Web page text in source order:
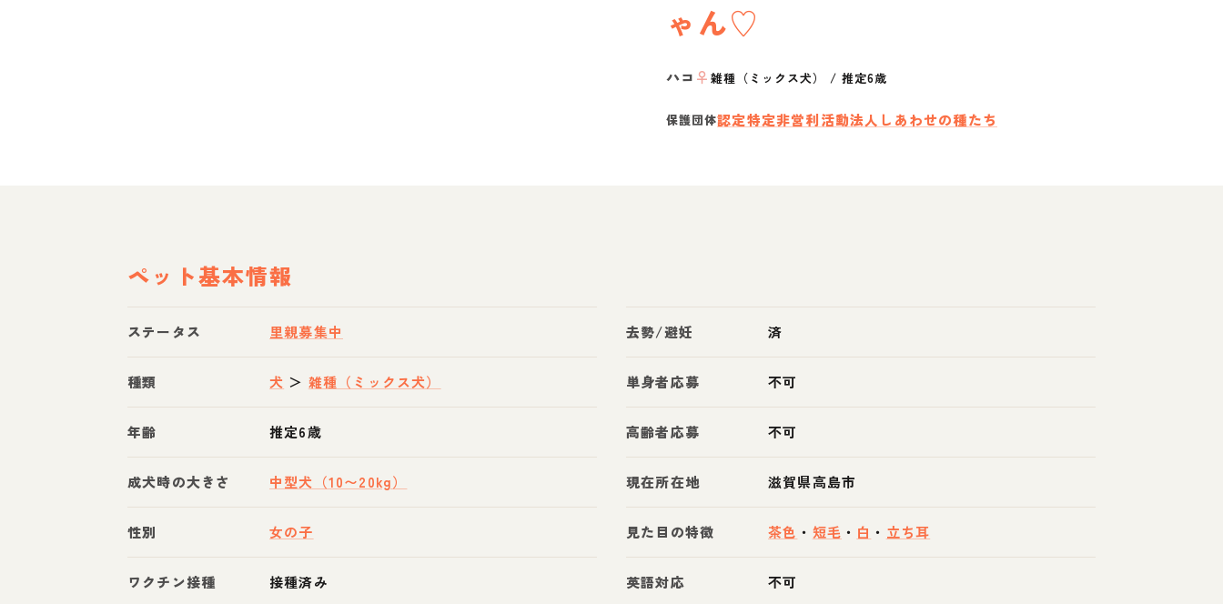
ゃん♡
ハコ ♀ 雑種（ミックス犬） /推定6歳
保護団体認定特定非営利活動法人しあわせの種たち
ペット基本情報
ステータス 里親募集中
種類 犬 ＞ 雑種（ミックス犬）
年齢 推定6歳
成犬時の大きさ 中型犬（10〜20kg）
性別 女の子
ワクチン接種 接種済み
去勢/避妊 済
単身者応募 不可
高齢者応募 不可
現在所在地 滋賀県高島市
見た目の特徴 茶色 ・ 短毛 ・ 白 ・ 立ち耳
英語対応 不可